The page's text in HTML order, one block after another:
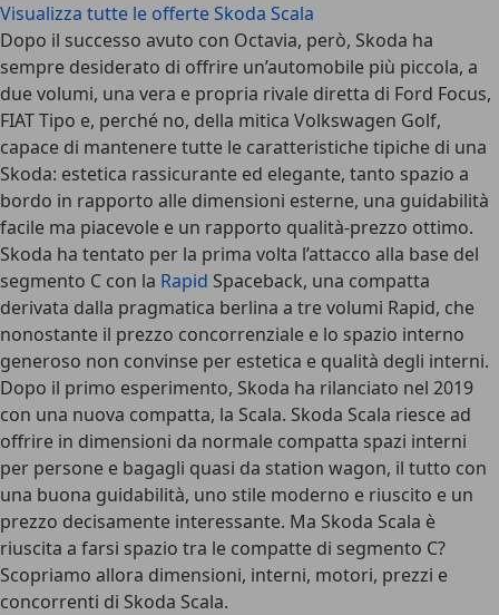
Visualizza tutte le offerte Skoda Scala
Dopo il successo avuto con Octavia, però, Skoda ha
sempre desiderato di offrire un’automobile più piccola, a
due volumi, una vera e propria rivale diretta di Ford Focus,
FIAT Tipo e, perché no, della mitica Volkswagen Golf,
capace di mantenere tutte le caratteristiche tipiche di una
Skoda: estetica rassicurante ed elegante, tanto spazio a
bordo in rapporto alle dimensioni esterne, una guidabilità
facile ma piacevole e un rapporto qualità-prezzo ottimo.
Skoda ha tentato per la prima volta l’attacco alla base del
segmento C con la Rapid Spaceback, una compatta
derivata dalla pragmatica berlina a tre volumi Rapid, che
nonostante il prezzo concorrenziale e lo spazio interno
generoso non convinse per estetica e qualità degli interni.
Dopo il primo esperimento, Skoda ha rilanciato nel 2019
con una nuova compatta, la Scala. Skoda Scala riesce ad
offrire in dimensioni da normale compatta spazi interni
per persone e bagagli quasi da station wagon, il tutto con
una buona guidabilità, uno stile moderno e riuscito e un
prezzo decisamente interessante. Ma Skoda Scala è
riuscita a farsi spazio tra le compatte di segmento C?
Scopriamo allora dimensioni, interni, motori, prezzi e
concorrenti di Skoda Scala.